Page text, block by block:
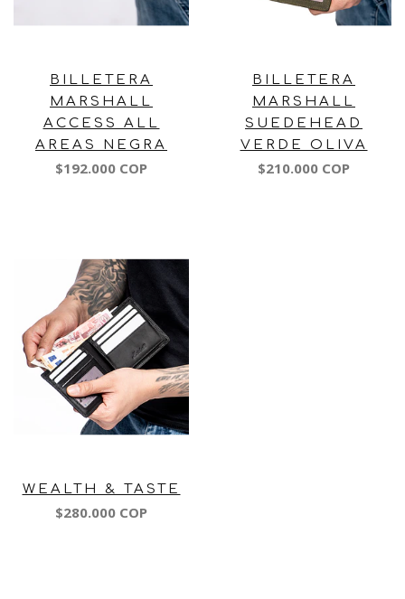
BILLETERA
MARSHALL
ACCESS ALL
AREAS NEGRA
$192.000 COP
BILLETERA
MARSHALL
SUEDEHEAD
VERDE OLIVA
$210.000 COP
WEALTH & TASTE
$280.000 COP